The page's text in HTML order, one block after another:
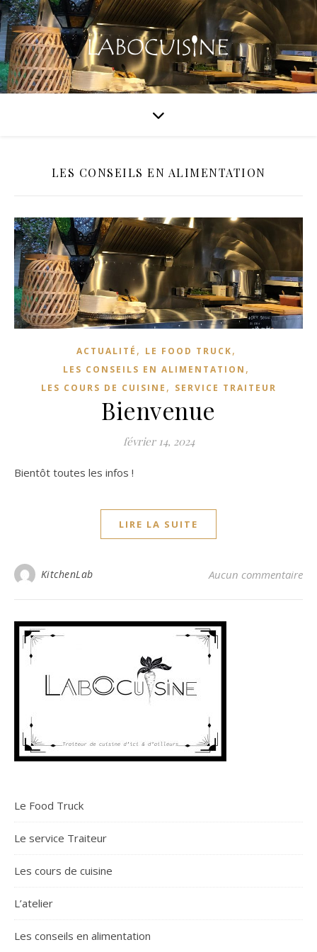
LES CONSEILS EN ALIMENTATION
ACTUALITÉ , LE FOOD TRUCK,
LES CONSEILS EN ALIMENTATION ,
LES COURS DE CUISINE , SERVICE TRAITEUR
Bienvenue
février 14, 2024
Bientôt toutes les infos !
LIRE LA SUITE
KitchenLab Aucun commentaire
Le Food Truck
Le service Traiteur
Les cours de cuisine
L’atelier
Les conseils en alimentation